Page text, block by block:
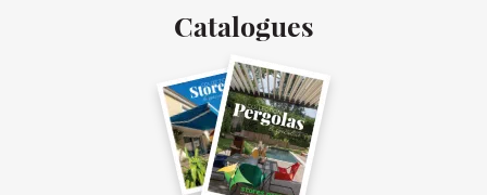
Facebook
LinkedIn
Catalogues